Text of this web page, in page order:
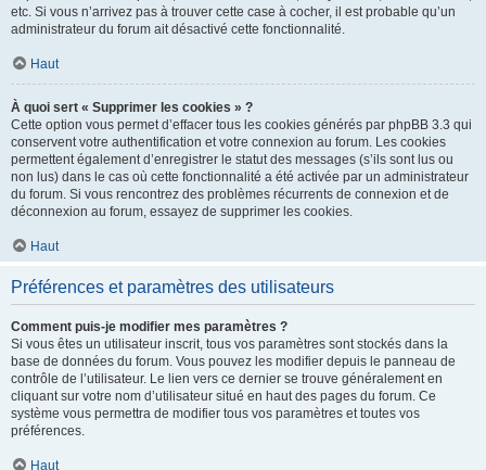
etc. Si vous n’arrivez pas à trouver cette case à cocher, il est probable qu’un
administrateur du forum ait désactivé cette fonctionnalité.
Haut
À quoi sert « Supprimer les cookies » ?
Cette option vous permet d’effacer tous les cookies générés par phpBB 3.3 qui
conservent votre authentification et votre connexion au forum. Les cookies
permettent également d’enregistrer le statut des messages (s’ils sont lus ou
non lus) dans le cas où cette fonctionnalité a été activée par un administrateur
du forum. Si vous rencontrez des problèmes récurrents de connexion et de
déconnexion au forum, essayez de supprimer les cookies.
Haut
Préférences et paramètres des utilisateurs
Comment puis-je modifier mes paramètres ?
Si vous êtes un utilisateur inscrit, tous vos paramètres sont stockés dans la
base de données du forum. Vous pouvez les modifier depuis le panneau de
contrôle de l’utilisateur. Le lien vers ce dernier se trouve généralement en
cliquant sur votre nom d’utilisateur situé en haut des pages du forum. Ce
système vous permettra de modifier tous vos paramètres et toutes vos
préférences.
Haut